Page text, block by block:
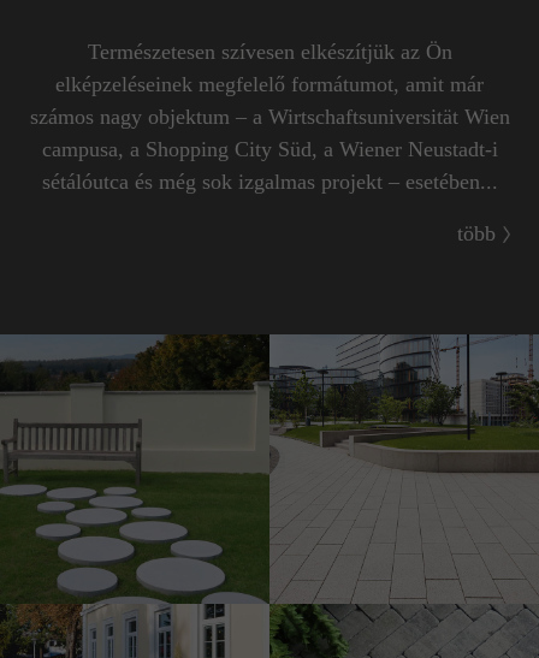
Természetesen szívesen elkészítjük az Ön
elképzeléseinek megfelelő formátumot, amit már
számos nagy objektum – a Wirtschaftsuniversität Wien
campusa, a Shopping City Süd, a Wiener Neustadt-i
sétálóutca és még sok izgalmas projekt – esetében...
több
Spot tipegőkő
Ø 60 cm
Ø
Az Erste Group/Erste
Campus bécsi központja
Általános iskola, Achau